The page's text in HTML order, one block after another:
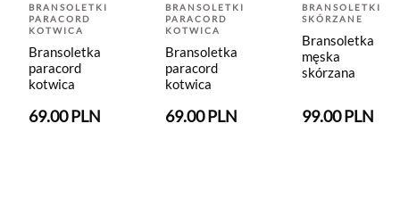
BRANSOLETKI
PARACORD
KOTWICA
Bransoletka
paracord
kotwica
69.00 PLN
BRANSOLETKI
PARACORD
KOTWICA
Bransoletka
paracord
kotwica
69.00 PLN
BRANSOLETKI
SKÓRZANE
Bransoletka
męska
skórzana
99.00 PLN